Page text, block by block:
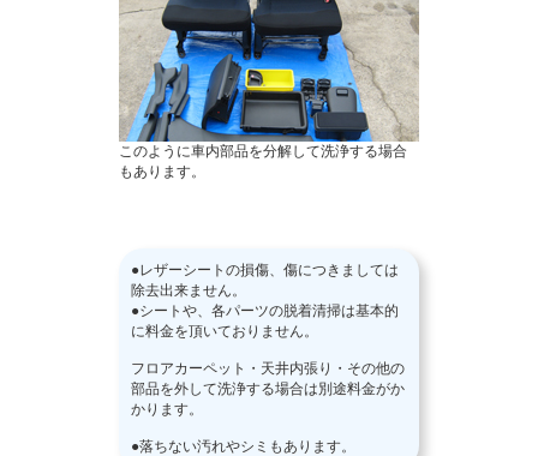
このように車内部品を分解して洗浄する場合
もあります。
●レザーシートの損傷、傷につきましては
除去出来ません。
●シートや、各パーツの脱着清掃は基本的
に料金を頂いておりません。
フロアカーペット・天井内張り・その他の
部品を外して洗浄する場合は別途料金がか
かります。
●落ちない汚れやシミもあります。